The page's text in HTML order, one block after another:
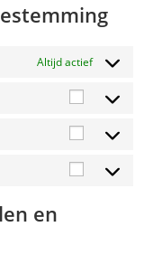
Altijd actief
en